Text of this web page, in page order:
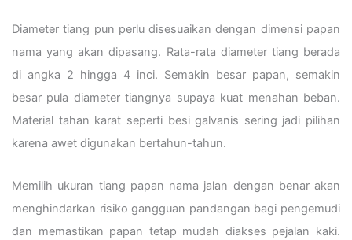
Diameter tiang pun perlu disesuaikan dengan dimensi papan
nama yang akan dipasang. Rata-rata diameter tiang berada
di angka 2 hingga 4 inci. Semakin besar papan, semakin
besar pula diameter tiangnya supaya kuat menahan beban.
Material tahan karat seperti besi galvanis sering jadi pilihan
karena awet digunakan bertahun-tahun.
Memilih ukuran tiang papan nama jalan dengan benar akan
menghindarkan risiko gangguan pandangan bagi pengemudi
dan memastikan papan tetap mudah diakses pejalan kaki.